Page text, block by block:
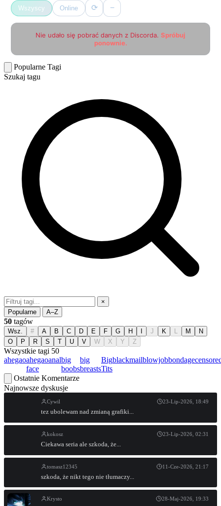
Wszyscy Online ⟳ −
Nie udało się pobrać danych z Discorda. Spróbuj
ponownie.
Popularne Tagi
Szukaj tagu
×
Popularne
A–Z
50 tagów
Wsz. # A B C D E F G H J K L M
N
O
P R S T U V W X Y Z
Wszystkie tagi 50
ahegaoahegao
face
analbig
boobs
big
breasts
Big
Tits
blackmailblowjobbondage
Ostatnie Komentarze
Najnowsze dyskusje
Cywil 23-Lip-2026, 18:49
tez ubolewam nad zmianą grafiki...
kokosz 23-Lip-2026, 02:31
Ciekawa seria ale szkoda, że...
tomasz12345 11-Cze-2026, 21:17
szkoda, że nikt tego nie tłumaczy...
Krysto 28-Maj-2026, 19:33